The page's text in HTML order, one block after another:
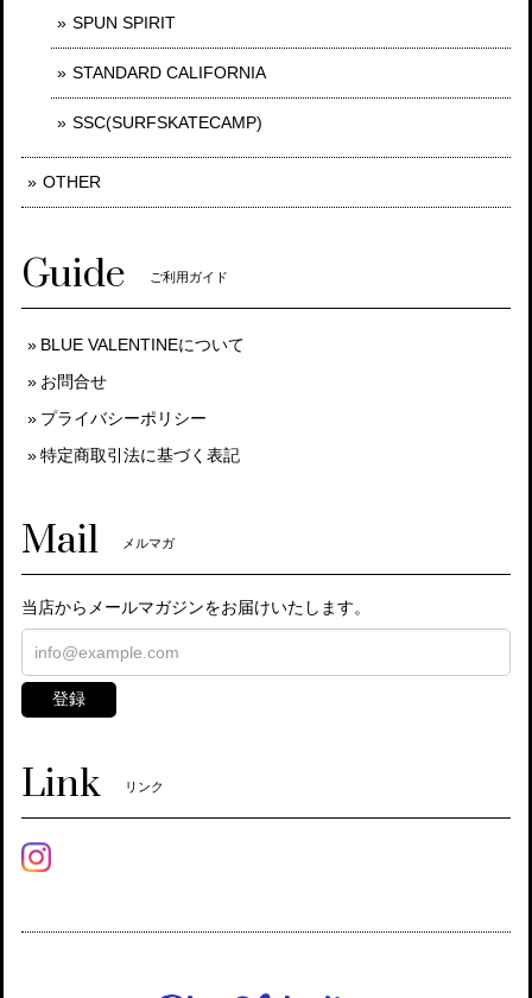
SPUN SPIRIT
STANDARD CALIFORNIA
SSC(SURFSKATECAMP)
OTHER
Guide ご利用ガイド
BLUE VALENTINEについて
お問合せ
プライバシーポリシー
特定商取引法に基づく表記
Mail メルマガ
当店からメールマガジンをお届けいたします。
登録
Link リンク